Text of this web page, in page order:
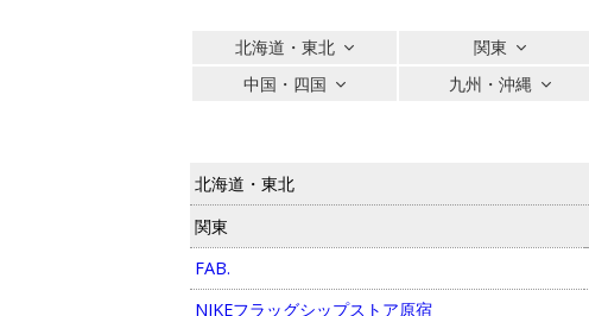
北海道・東北 関東
中国・四国
九州・沖縄
北海道・東北
関東
FAB.
NIKEフラッグシップストア原宿